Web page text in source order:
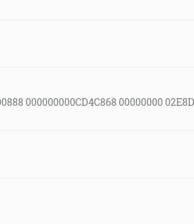
000000000CD4C868 00000000